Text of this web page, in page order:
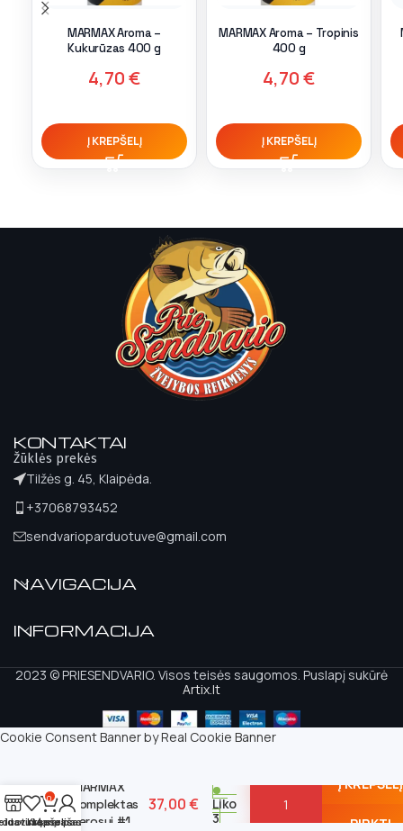
MARMAX Aroma –
Kukurūzas 400 g
4,70€
Į KREPŠELĮ
MARMAX Aroma – Tropinis
400 g
4,70€
Į KREPŠELĮ
KONTAKTAI
Žūklės prekės
Tilžės g. 45, Klaipėda.
+37068793452
sendvarioparduotuve@gmail.com
NAVIGACIJA
INFORMACIJA
2023 © PRIESENDVARIO. Visos teisės saugomos. Puslapį sukūrė
Artix.lt
MARMAX
Komplektas
Karosui #1
37,00€
Liko
3
Į KREPŠELĮ
PIRKTI
sąrašas
0
Krepšelis
Mano paskyra
Cookie Consent Banner by Real Cookie Banner